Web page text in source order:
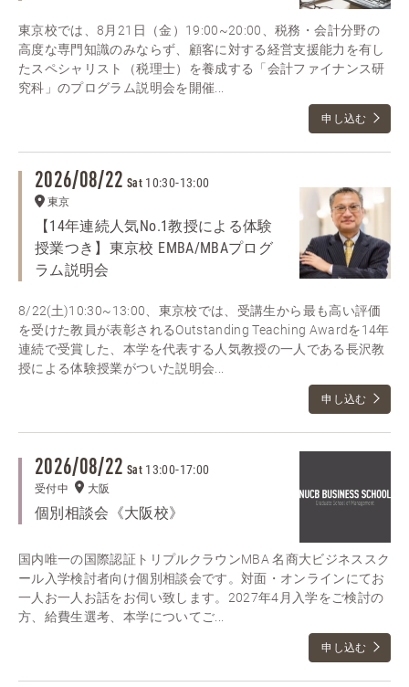
東京校では、8月21日（金）19:00~20:00、税務・会計分野の
高度な専門知識のみならず、顧客に対する経営支援能力を有し
たスペシャリスト（税理士）を養成する「会計ファイナンス研
究科」のプログラム説明会を開催...
申し込む
2026/08/22 Sat 10:30-13:00
東京
【14年連続人気No.1教授による体験
授業つき】東京校 EMBA/MBAプログ
ラム説明会
8/22(土)10:30~13:00、東京校では、受講生から最も高い評価
を受けた教員が表彰されるOutstanding Teaching Awardを14年
連続で受賞した、本学を代表する人気教授の一人である長沢教
授による体験授業がついた説明会...
申し込む
2026/08/22 Sat 13:00-17:00
受付中 大阪
個別相談会《大阪校》
国内唯一の国際認証トリプルクラウンMBA 名商大ビジネススク
ール入学検討者向け個別相談会です。対面・オンラインにてお
一人お一人お話をお伺い致します。2027年4月入学をご検討の
方、給費生選考、本学についてご...
申し込む